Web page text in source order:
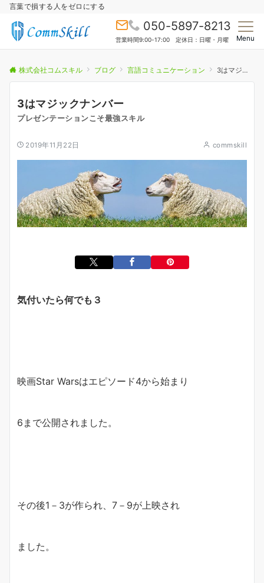
言葉で損する人をゼロにする
050-5897-8213
営業時間9:00-17:00 定休日：日曜・月曜 Menu
株式会社コムスキル ブログ 言語コミュニケーション 3はマジックナンバー
3はマジックナンバー
プレゼンテーションこそ最強スキル
2019年11月22日 commskill
気付いたら何でも３
映画Star Warsはエピソード4から始まり
6まで公開されました。
その後1－3が作られ、7－9が上映され
ました。